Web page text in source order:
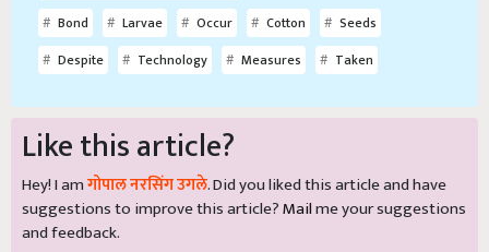
Bond
Larvae Occur Cotton
Seeds
Despite
Technology Measures Taken
Like this article?
Hey! I amगोपाल नरसिंग उगले. Did you liked this article and have
suggestions to improve this article?Mailme your suggestions
and feedback.